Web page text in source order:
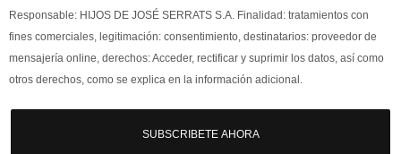
Responsable: HIJOS DE JOSÉ SERRATS S.A. Finalidad: tratamientos con
fines comerciales, legitimación: consentimiento, destinatarios: proveedor de
mensajería online, derechos: Acceder, rectificar y suprimir los datos, así como
otros derechos, como se explica en la información adicional.
SUBSCRIBETE AHORA